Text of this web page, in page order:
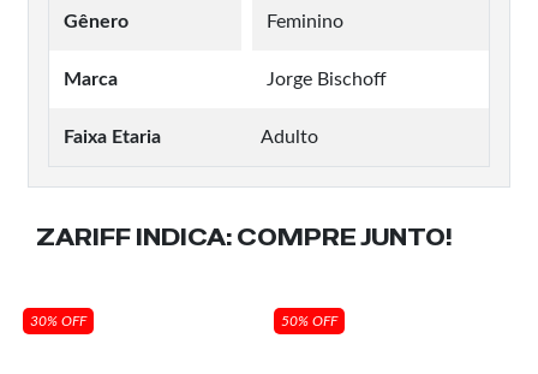
Gênero Feminino
Marca Jorge Bischoff
Faixa Etaria Adulto
ZARIFF INDICA: COMPRE JUNTO!
30% OFF 50% OFF